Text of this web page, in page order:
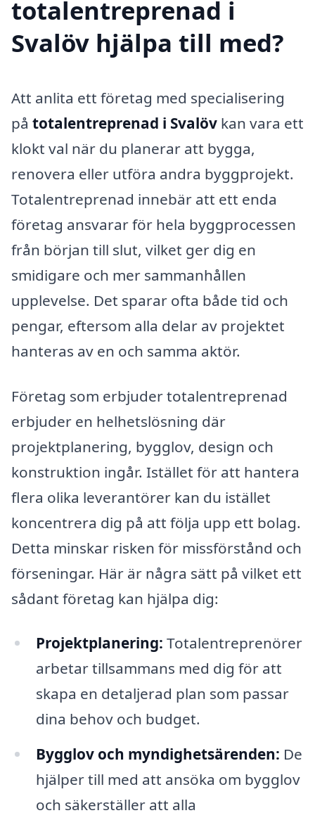
totalentreprenad i
Svalöv hjälpa till med?
Att anlita ett företag med specialisering
på totalentreprenad i Svalöv kan vara ett
klokt val när du planerar att bygga,
renovera eller utföra andra byggprojekt.
Totalentreprenad innebär att ett enda
företag ansvarar för hela byggprocessen
från början till slut, vilket ger dig en
smidigare och mer sammanhållen
upplevelse. Det sparar ofta både tid och
pengar, eftersom alla delar av projektet
hanteras av en och samma aktör.
Företag som erbjuder totalentreprenad
erbjuder en helhetslösning där
projektplanering, bygglov, design och
konstruktion ingår. Istället för att hantera
flera olika leverantörer kan du istället
koncentrera dig på att följa upp ett bolag.
Detta minskar risken för missförstånd och
förseningar. Här är några sätt på vilket ett
sådant företag kan hjälpa dig:
Projektplanering: Totalentreprenörer
arbetar tillsammans med dig för att
skapa en detaljerad plan som passar
dina behov och budget.
Bygglov och myndighetsärenden: De
hjälper till med att ansöka om bygglov
och säkerställer att alla